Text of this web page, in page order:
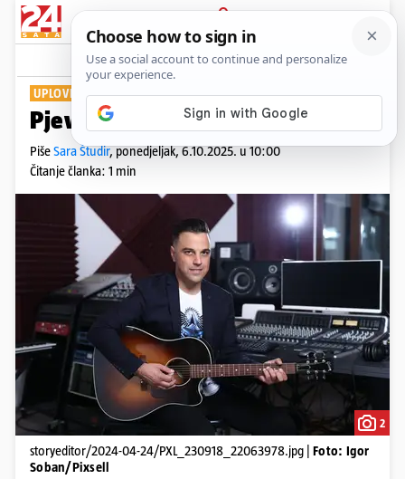
PRIJAVA
Show Komentari
UPLOVIO U BRAČNU LUKU
Pjevač Ivan Zak se oženio!
PišeSara Študir,ponedjeljak, 6.10.2025. u 10:00
Čitanje članka: 1 min
2
storyeditor/2024-04-24/PXL_230918_22063978.jpg | Foto: Igor
Soban/Pixsell